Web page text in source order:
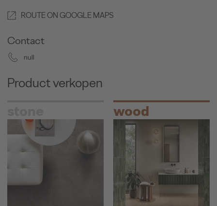
ROUTE ON GOOGLE MAPS
Contact
null
Product verkopen
wood